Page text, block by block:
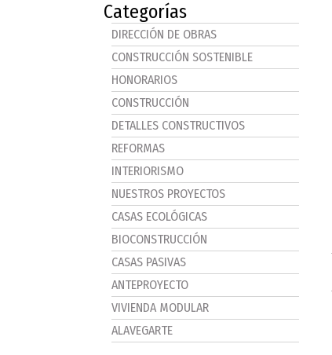
Categorías
DIRECCIÓN DE OBRAS
CONSTRUCCIÓN SOSTENIBLE
HONORARIOS
CONSTRUCCIÓN
DETALLES CONSTRUCTIVOS
REFORMAS
INTERIORISMO
NUESTROS PROYECTOS
CASAS ECOLÓGICAS
BIOCONSTRUCCIÓN
CASAS PASIVAS
ANTEPROYECTO
VIVIENDA MODULAR
ALAVEGARTE